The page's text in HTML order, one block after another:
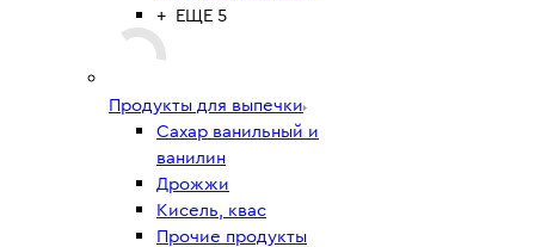
+ ЕЩЕ 5
Продукты для выпечки
Сахар ванильный и
ванилин
Дрожжи
Кисель, квас
Прочие продукты